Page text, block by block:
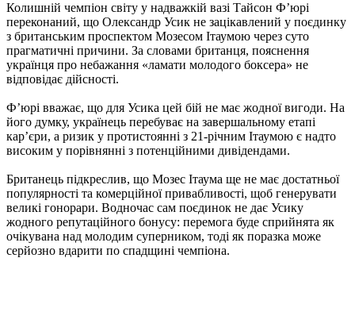
Колишній чемпіон світу у надважкій вазі Тайсон Ф’юрі
переконаний, що Олександр Усик не зацікавлений у поєдинку
з британським проспектом Мозесом Ітаумою через суто
прагматичні причини. За словами британця, пояснення
українця про небажання «ламати молодого боксера» не
відповідає дійсності.
Ф’юрі вважає, що для Усика цей бій не має жодної вигоди. На
його думку, українець перебуває на завершальному етапі
кар’єри, а ризик у протистоянні з 21-річним Ітаумою є надто
високим у порівнянні з потенційними дивідендами.
Британець підкреслив, що Мозес Ітаума ще не має достатньої
популярності та комерційної привабливості, щоб генерувати
великі гонорари. Водночас сам поєдинок не дає Усику
жодного репутаційного бонусу: перемога буде сприйнята як
очікувана над молодим суперником, тоді як поразка може
серйозно вдарити по спадщині чемпіона.